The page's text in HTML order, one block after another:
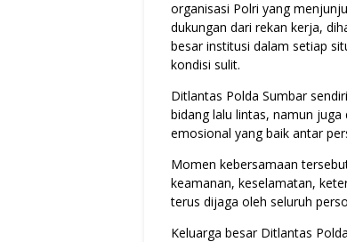
organisasi Polri yang
dukungan dari rekan kerja,
besar institusi dalam setiap
kondisi sulit.
Ditlantas Polda Sumbar
bidang lalu lintas, namun
emosional yang baik antar
Momen kebersamaan
keamanan, keselamatan,
terus dijaga oleh seluruh
Keluarga besar Ditlantas